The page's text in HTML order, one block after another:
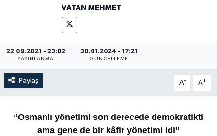
VATAN MEHMET
22.09.2021 - 23:02
YAYINLANMA
30.01.2024 - 17:21
GÜNCELLEME
Paylaş A- A+
“Osmanlı yönetimi son derecede demokratikti
ama gene de bir kâfir yönetimi idi”